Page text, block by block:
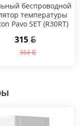
беспроводной
температуры
Pavo SET (R30RT)
315
364